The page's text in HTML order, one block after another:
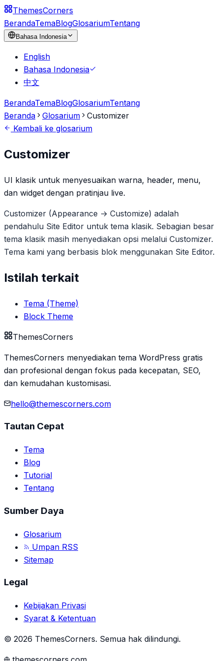
ThemesCorners
BerandaTemaBlogGlosariumTentang
Bahasa Indonesia
English
Bahasa Indonesia
中文
BerandaTemaBlogGlosariumTentang
Beranda
Glosarium
Customizer
Kembali ke glosarium
Customizer
UI klasik untuk menyesuaikan warna, header, menu,
dan widget dengan pratinjau live.
Customizer (Appearance → Customize) adalah
pendahulu Site Editor untuk tema klasik. Sebagian besar
tema klasik masih menyediakan opsi melalui Customizer.
Tema kami yang berbasis blok menggunakan Site Editor.
Istilah terkait
Tema (Theme)
Block Theme
ThemesCorners
ThemesCorners menyediakan tema WordPress gratis
dan profesional dengan fokus pada kecepatan, SEO,
dan kemudahan kustomisasi.
hello@themescorners.com
Tautan Cepat
Tema
Blog
Tutorial
Tentang
Sumber Daya
Glosarium
Umpan RSS
Sitemap
Legal
Kebijakan Privasi
Syarat & Ketentuan
© 2026 ThemesCorners. Semua hak dilindungi.